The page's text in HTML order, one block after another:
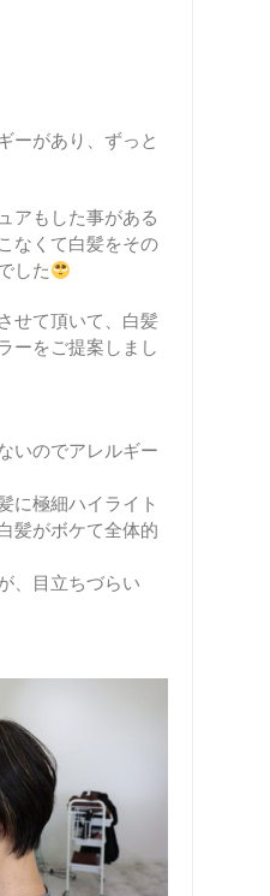
ーがあり、ずっと
アもした事がある
なくて白髪をその
した
せて頂いて、白髪
ーをご提案しまし
いのでアレルギー
に極細ハイライト
髪がボケて全体的
、目立ちづらい